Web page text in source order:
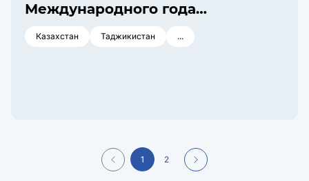
Международного года
Пленарное заседание высокого
Казахстан Таджикистан ...
1 2